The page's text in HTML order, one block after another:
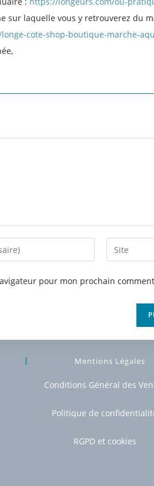
sur laquelle vous y retrouverez du
cote-shop-boutique-marche-
pour mon prochain
Mentions Légales
Conditions Général des
Politique de
RGPD et cookies